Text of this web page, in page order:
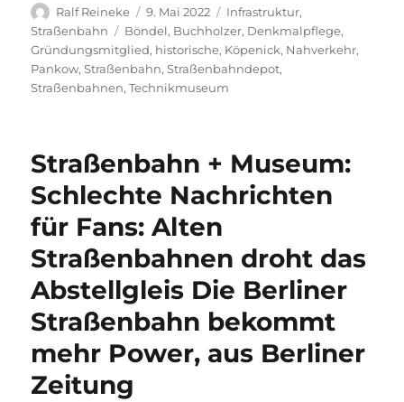
Autor
Ralf Reineke
Veröffentlicht
am
9. Mai 2022 Kategorien
Infrastruktur,
Straßenbahn
Schlagwörter
Böndel, Buchholzer, Denkmalpflege,
Gründungsmitglied, historische, Köpenick, Nahverkehr,
Pankow,Straßenbahn,Straßenbahndepot,
Straßenbahnen,Technikmuseum
Straßenbahn + Museum:
Schlechte Nachrichten
für Fans: Alten
Straßenbahnen droht das
Abstellgleis Die Berliner
Straßenbahn bekommt
mehr Power, aus Berliner
Zeitung